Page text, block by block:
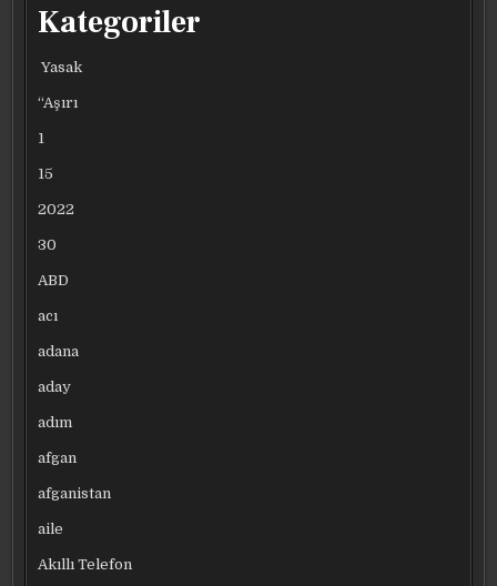
Kategoriler
Yasak
“Aşırı
1
15
2022
30
ABD
acı
adana
aday
adım
afgan
afganistan
aile
Akıllı Telefon